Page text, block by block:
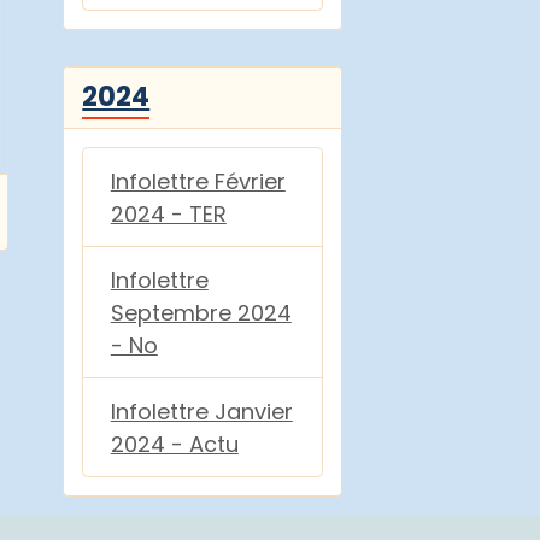
2024
Infolettre Février
2024 - TER
Infolettre
Septembre 2024
- No
Infolettre Janvier
2024 - Actu